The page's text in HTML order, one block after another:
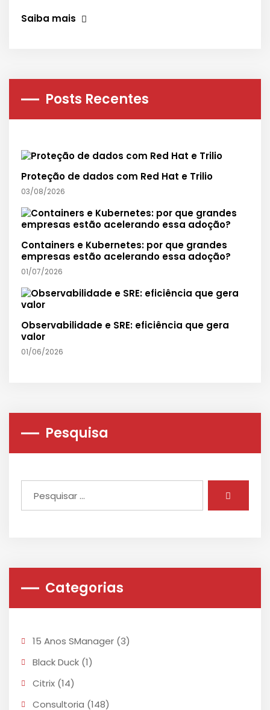
Saiba mais
Posts Recentes
Proteção de dados com Red Hat e Trilio
03/08/2026
Containers e Kubernetes: por que grandes
empresas estão acelerando essa adoção?
01/07/2026
Observabilidade e SRE: eficiência que gera
valor
01/06/2026
Pesquisa
Categorias
15 Anos SManager (3)
Black Duck (1)
Citrix (14)
Consultoria (148)